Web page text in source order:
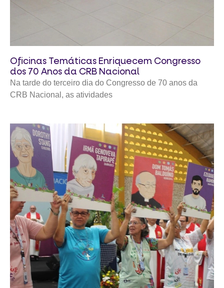
Oficinas Temáticas Enriquecem Congresso
dos 70 Anos da CRB Nacional
Na tarde do terceiro dia do Congresso de 70 anos da
CRB Nacional, as atividades